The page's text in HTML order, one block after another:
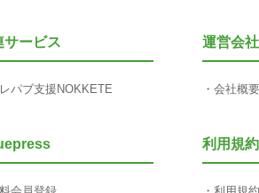
サービス
パブ支援NOKKETE
運営会社
会社概要
利用規